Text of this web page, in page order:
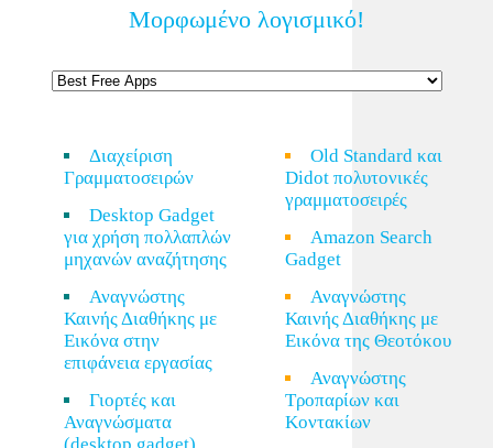
Μορφωμένο λογισμικό!
Διαχείριση
Γραμματοσειρών
Desktop Gadget
για χρήση πολλαπλών
μηχανών αναζήτησης
Αναγνώστης
Καινής Διαθήκης με
Εικόνα στην
επιφάνεια εργασίας
Γιορτές και
Αναγνώσματα
Old Standard και
Didot πολυτονικές
γραμματοσειρές
Amazon Search
Gadget
Αναγνώστης
Καινής Διαθήκης με
Εικόνα της Θεοτόκου
Αναγνώστης
Τροπαρίων και
Κοντακίων